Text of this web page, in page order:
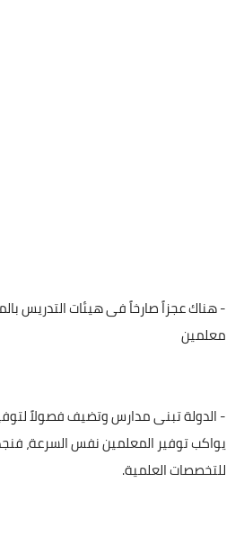
- هناك عجزاً صارخاً فى هيئات التدريس
معلمين
- الدولة تبنى مدارس وتضيف فصولاً
يواكب توفير المعلمين نفس السرعة،
للتخصصات العلمية.